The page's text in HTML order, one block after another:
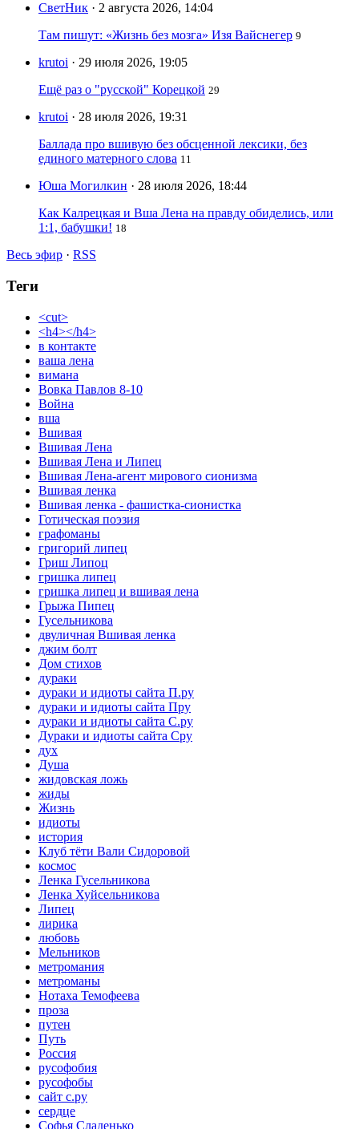
СветНик · 2 августа 2026, 14:04
Там пишут: «Жизнь без мозга» Изя Вайснегер 9
krutoi · 29 июля 2026, 19:05
Ещё раз о "русской" Корецкой 29
krutoi · 28 июля 2026, 19:31
Баллада про вшивую без обсценной лексики, без
единого матерного слова 11
Юша Могилкин · 28 июля 2026, 18:44
Как Калрецкая и Вша Лена на правду обиделись, или
1:1, бабушки! 18
Весь эфир · RSS
Теги
<cut>
<h4></h4>
в контакте
ваша лена
вимана
Вовка Павлов 8-10
Война
вша
Вшивая
Вшивая Лена
Вшивая Лена и Липец
Вшивая Лена-агент мирового сионизма
Вшивая ленка
Вшивая ленка - фашистка-сионистка
Готическая поэзия
графоманы
григорий липец
Гриш Липоц
гришка липец
гришка липец и вшивая лена
Грыжа Пипец
Гусельникова
двуличная Вшивая ленка
джим болт
Дом стихов
дураки
дураки и идиоты сайта П.ру
дураки и идиоты сайта Пру
дураки и идиоты сайта С.ру
Дураки и идиоты сайта Сру
дух
Душа
жидовская ложь
жиды
Жизнь
идиоты
история
Клуб тёти Вали Сидоровой
космос
Ленка Гусельникова
Ленка Хуйсельникова
Липец
лирика
любовь
Мельников
метромания
метроманы
Нотаха Темофеева
проза
путен
Путь
Россия
русофобия
русофобы
сайт с.ру
сердце
Софья Сладенько